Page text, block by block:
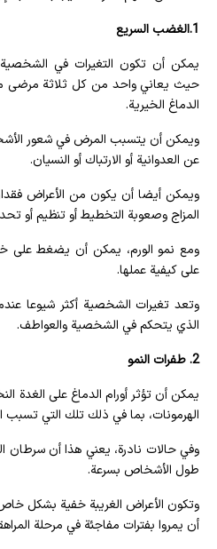
1.الغضب السريع
يمكن أن تكون التغيرات في الشخصية
حيث يعاني واحد من كل ثلاثة مرضى من
الدماغ الخيرية.
ويمكن أن يتسبب المرض في شعور
عن العدوانية أو الارتباك أو النسيان.
ويمكن أيضا أن يكون من الأعراض
المزاج وصعوبة التخطيط أو تنظيم أو
ومع نمو الورم، يمكن أن يضغط على
على كيفية عملها.
وتعد تغيرات الشخصية أكثر شيوعا
الذي يتحكم في الشخصية والعواطف.
2. طفرات النمو
يمكن أن تؤثر أورام الدماغ على الغدة
الهرمونات، بما في ذلك تلك التي تسبب
وفي حالات نادرة، يعني هذا أن
طول الأشخاص بسرعة.
وتكون الأعراض الغريبة خفية بشكل
أن يمروا بفترات مفاجئة في مرحلة